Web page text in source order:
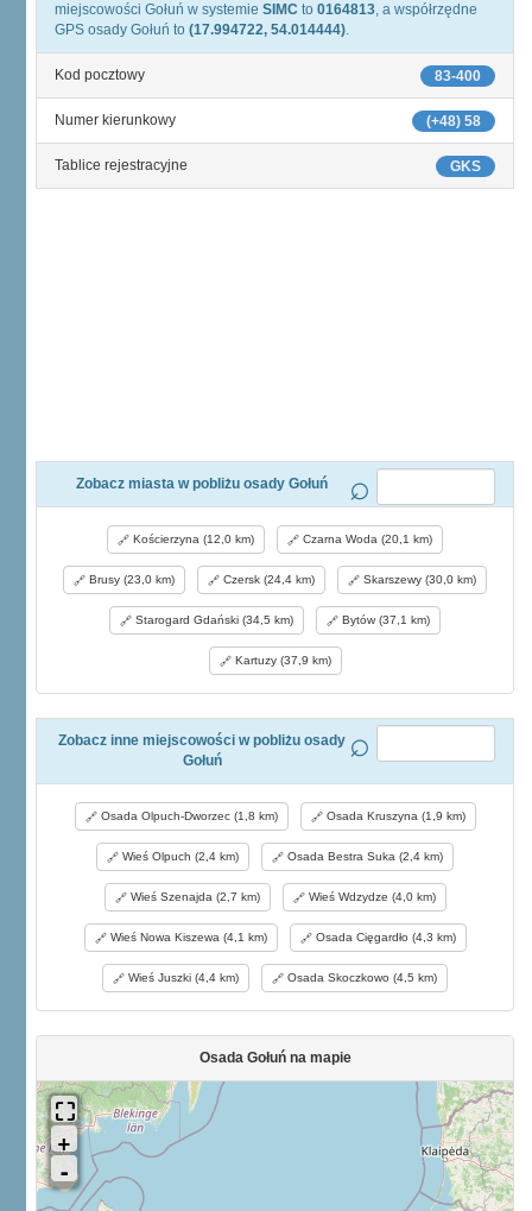
miejscowości Gołuń w systemie SIMC to 0164813, a współrzędne
GPS osady Gołuń to (17.994722, 54.014444).
83-400
Kod pocztowy
(+48) 58
Numer kierunkowy
GKS
Tablice rejestracyjne
Zobacz miasta w pobliżu osady Gołuń
Kościerzyna (12,0 km) Czarna Woda (20,1 km)
Brusy (23,0 km) Czersk (24,4 km) Skarszewy (30,0 km)
Starogard Gdański (34,5 km) Bytów (37,1 km)
Kartuzy (37,9 km)
Zobacz inne miejscowości w pobliżu osady
Gołuń
Osada Olpuch-Dworzec (1,8 km) Osada Kruszyna (1,9 km)
Wieś Olpuch (2,4 km) Osada Bestra Suka (2,4 km)
Wieś Szenajda (2,7 km) Wieś Wdzydze (4,0 km)
Wieś Nowa Kiszewa (4,1 km) Osada Cięgardło (4,3 km)
Wieś Juszki (4,4 km) Osada Skoczkowo (4,5 km)
Osada Gołuń na mapie